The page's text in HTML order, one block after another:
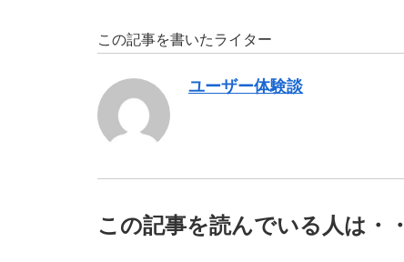
この記事を書いたライター
ユーザー体験談
この記事を読んでいる人は・・